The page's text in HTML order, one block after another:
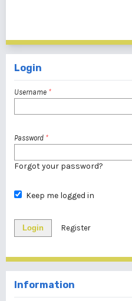
Login
Username *
Password *
Forgot your password?
Keep me logged in
Login Register
Information